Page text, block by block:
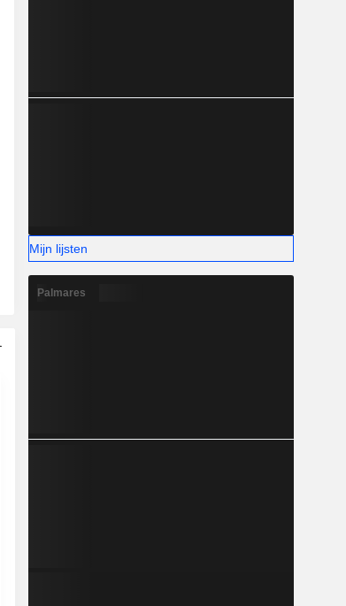
Mijn lijsten
Palmares